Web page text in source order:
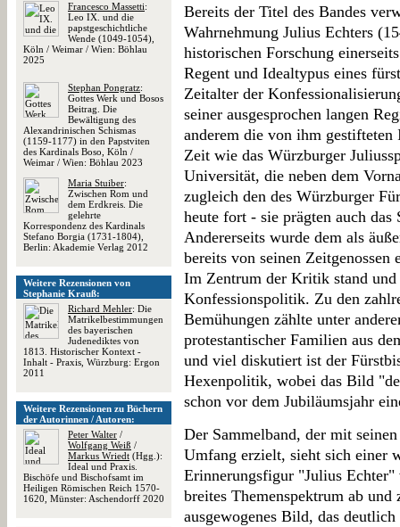
Francesco Massetti:
Leo IX. und die
papstgeschichtliche
Wende (1049-1054),
Köln / Weimar / Wien: Böhlau
2025
Stephan Pongratz:
Gottes Werk und Bosos
Beitrag. Die
Bewältigung des
Alexandrinischen Schismas
(1159-1177) in den Papstviten
des Kardinals Boso, Köln /
Weimar / Wien: Böhlau 2023
Maria Stuiber:
Zwischen Rom und
dem Erdkreis. Die
gelehrte
Korrespondenz des Kardinals
Stefano Borgia (1731-1804),
Berlin: Akademie Verlag 2012
Weitere Rezensionen von
Stephanie Krauß:
Richard Mehler: Die
Matrikelbestimmungen
des bayerischen
Judenediktes von
1813. Historischer Kontext -
Inhalt - Praxis, Würzburg: Ergon
2011
Weitere Rezensionen zu Büchern
der Autorinnen / Autoren:
Peter Walter /
Wolfgang Weiß /
Markus Wriedt (Hgg.):
Ideal und Praxis.
Bischöfe und Bischofsamt im
Heiligen Römischen Reich 1570-
1620, Münster: Aschendorff 2020
Bereits der Titel des Bandes
Wahrnehmung Julius Echters
historischen Forschung
Regent und Idealtypus eines
Zeitalter der
seiner ausgesprochen langen
anderem die von ihm
Zeit wie das Würzburger
Universität, die neben dem
zugleich den des Würzburger
heute fort - sie prägten auch
Andererseits wurde dem als
bereits von seinen Zeitgenossen
Im Zentrum der Kritik stand und
Konfessionspolitik. Zu den
Bemühungen zählte unter
protestantischer Familien aus
und viel diskutiert ist der
Hexenpolitik, wobei das Bild
schon vor dem Jubiläumsjahr
Der Sammelband, der mit
Umfang erzielt, sieht sich einer
Erinnerungsfigur "Julius
breites Themenspektrum ab
ausgewogenes Bild, das